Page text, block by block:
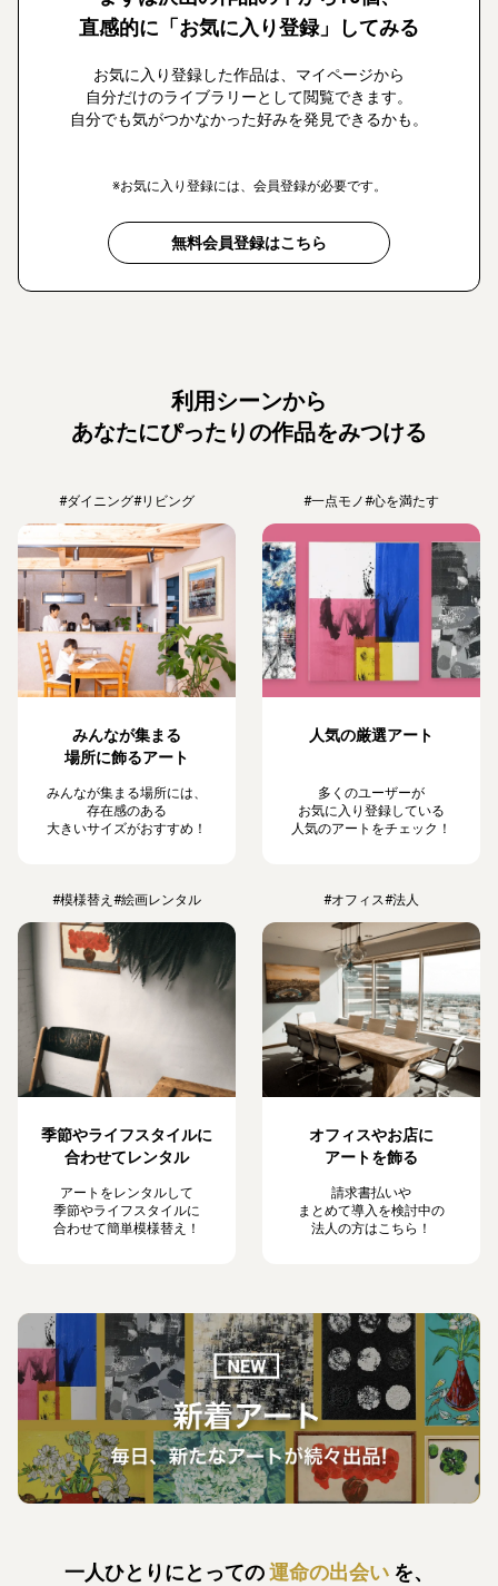
直感的に「お気に入り登録」してみる
お気に入り登録した作品は、マイページから
自分だけのライブラリーとして閲覧できます。
自分でも気がつかなかった好みを発見できるかも。
※お気に入り登録には、会員登録が必要です。
無料会員登録はこちら
利用シーンから
あなたにぴったりの作品をみつける
#ダイニング#リビング
みんなが集まる
場所に飾るアート
みんなが集まる場所には、
存在感のある
大きいサイズがおすすめ！
#一点モノ#心を満たす
人気の厳選アート
多くのユーザーが
お気に入り登録している
人気のアートをチェック！
#模様替え #絵画レンタル
季節やライフスタイルに
合わせてレンタル
アートをレンタルして
季節やライフスタイルに
合わせて簡単模様替え！
#オフィス#法人
オフィスやお店に
アートを飾る
請求書払いや
まとめて導入を検討中の
法人の方はこちら！
一人ひとりにとっての運命の出会い を、